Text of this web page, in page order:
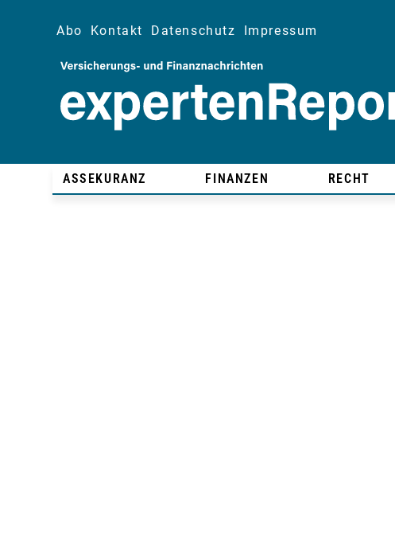
Abo Kontakt Datenschutz Impressum
ASSEKURANZ FINANZEN RECHT